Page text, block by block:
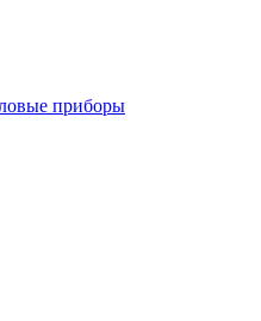
приборы